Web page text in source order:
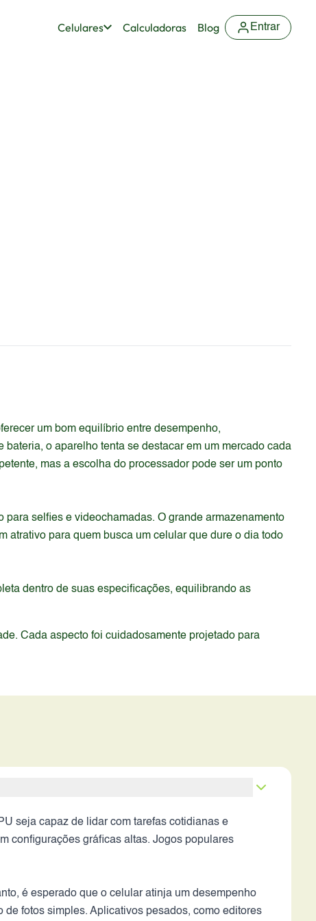
Celulares Calculadoras Blog Entrar
um bom equilíbrio entre desempenho,
o aparelho tenta se destacar em um mercado cada
mas a escolha do processador pode ser um ponto
selfies e videochamadas. O grande armazenamento
atrativo para quem busca um celular que dure o dia todo
dentro de suas especificações, equilibrando as
Cada aspecto foi cuidadosamente projetado para
seja capaz de lidar com tarefas cotidianas e
configurações gráficas altas. Jogos populares
é esperado que o celular atinja um desempenho
fotos simples. Aplicativos pesados, como editores